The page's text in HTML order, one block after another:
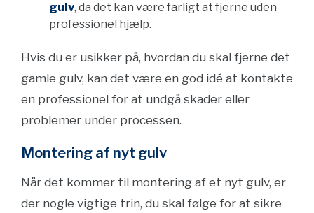
gulv, da det kan være farligt at fjerne uden
professionel hjælp.
Hvis du er usikker på, hvordan du skal fjerne det
gamle gulv, kan det være en god idé at kontakte
en professionel for at undgå skader eller
problemer under processen.
Montering af nyt gulv
Når det kommer til montering af et nyt gulv, er
der nogle vigtige trin, du skal følge for at sikre